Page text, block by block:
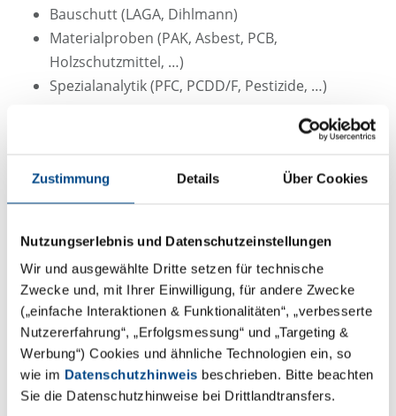
Zustimmung Details Über Cookies
Nutzungserlebnis und Datenschutzeinstellungen
Wir und ausgewählte Dritte setzen für technische
Zwecke und, mit Ihrer Einwilligung, für andere Zwecke
(„einfache Interaktionen & Funktionalitäten“, „verbesserte
Nutzererfahrung“, „Erfolgsmessung“ und „Targeting &
Werbung“) Cookies und ähnliche Technologien ein, so
wie im Datenschutzhinweis beschrieben. Bitte beachten
Sie die Datenschutzhinweise bei Drittlandtransfers.
Bauschutt (LAGA, Dihlmann)
Materialproben (PAK, Asbest, PCB,
Holzschutzmittel, …)
Spezialanalytik (PFC, PCDD/F, Pestizide, …)
Verlassen Sie sich auf schnelle Bearbeitungszeiten,
akkreditierte Verfahren und qualitätsgesicherte
Ergebnisse, Termintreue und die gute Beratung der